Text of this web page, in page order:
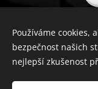
Zapomněli jste
Používáme cookies,
bezpečnost našich
nejlepší zkušenost